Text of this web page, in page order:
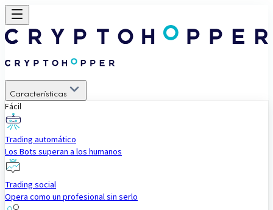
Características
Fácil
Trading automático
Los Bots superan a los humanos
Trading social
Opera como un profesional sin serlo